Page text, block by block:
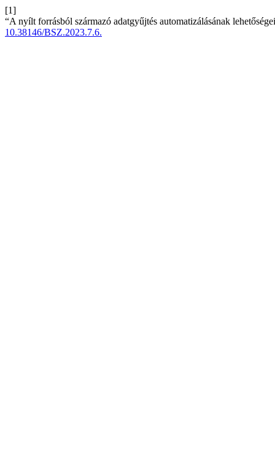
[1]
“A nyílt forrásból származó adatgyűjtés automatizálásának
10.38146/BSZ.2023.7.6.